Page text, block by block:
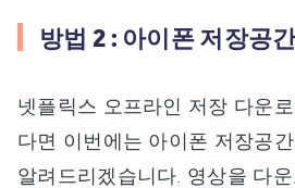
방법 2 : 아이폰 저장공
넷플릭스 오프라인 저장 다운
다면 이번에는 아이폰 저장공
알려드리겠습니다. 영상을 다